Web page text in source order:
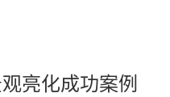
亮化成功案例